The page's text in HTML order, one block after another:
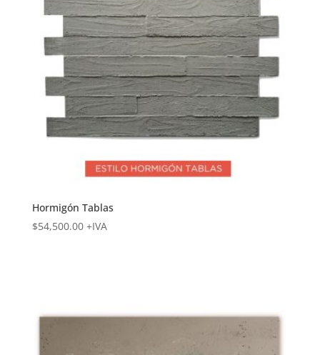
Hormigón Tablas
$54,500.00 +IVA